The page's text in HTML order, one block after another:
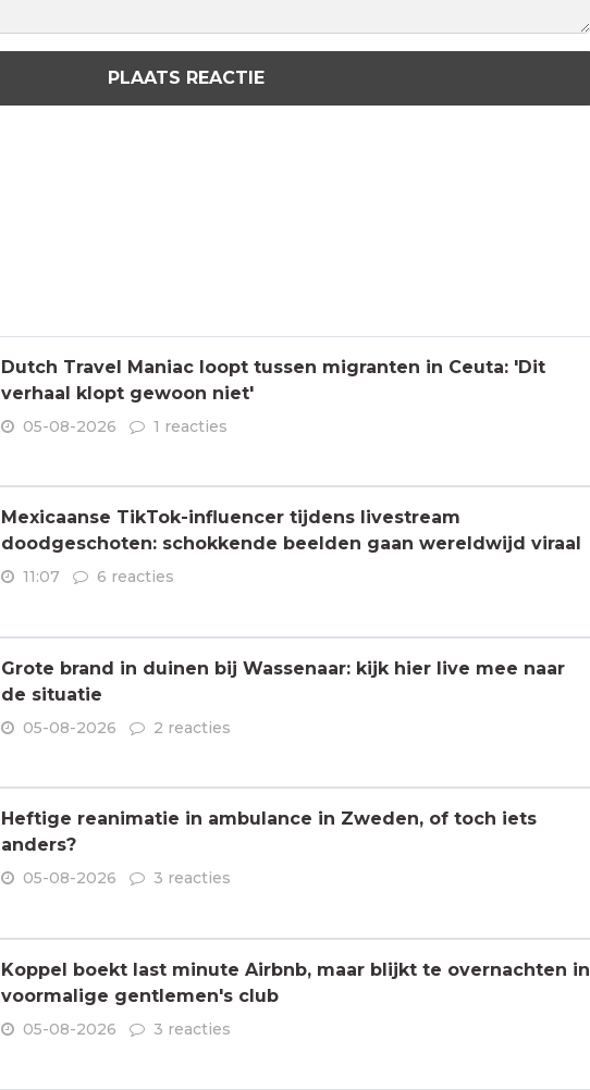
PLAATS REACTIE
Dutch Travel Maniac loopt tussen migranten in Ceuta: 'Dit
verhaal klopt gewoon niet'
05-08-2026 1 reacties
Mexicaanse TikTok-influencer tijdens livestream
doodgeschoten: schokkende beelden gaan wereldwijd viraal
11:07 6 reacties
Grote brand in duinen bij Wassenaar: kijk hier live mee naar
de situatie
05-08-2026 2 reacties
Heftige reanimatie in ambulance in Zweden, of toch iets
anders?
05-08-2026 3 reacties
Koppel boekt last minute Airbnb, maar blijkt te overnachten in
voormalige gentlemen's club
05-08-2026 3 reacties